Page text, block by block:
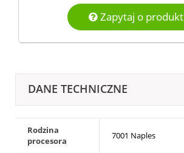
Zapytaj o produkt
DANE TECHNICZNE
Rodzina
procesora
7001 Naples